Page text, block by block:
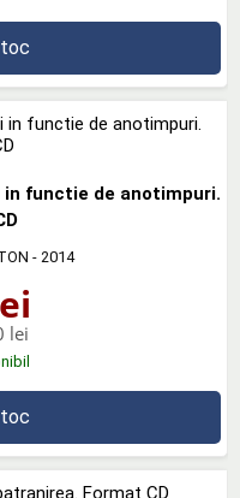
functie de anotimpuri.
- 2014
lei